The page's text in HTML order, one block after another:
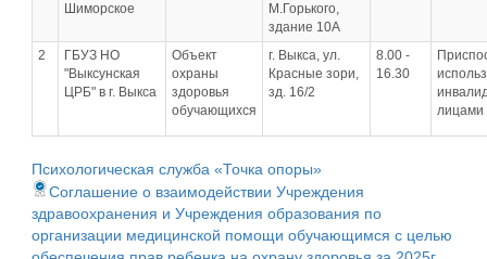
Шиморское
М.Горького,
здание 10А
2
ГБУЗ НО
"Выксунская
ЦРБ" в г. Выкса
Объект
охраны
здоровья
обучающихся
г. Выкса, ул.
Красные зори,
зд. 16/2
8.00 -
16.30
лицами
Психологическая служба «Точка опоры»
Соглашение о взаимодействии Учреждения
здравоохранения и Учреждения образования по
организации медицинской помощи обучающимся с целью